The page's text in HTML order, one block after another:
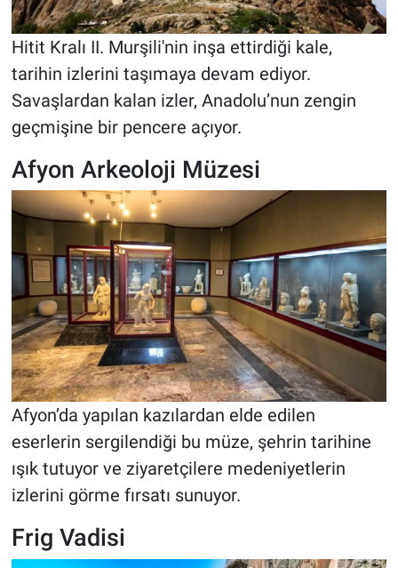
Hitit Kralı II. Murşili'nin inşa ettirdiği kale,
tarihin izlerini taşımaya devam ediyor.
Savaşlardan kalan izler, Anadolu’nun zengin
geçmişine bir pencere açıyor.
Afyon Arkeoloji Müzesi
Afyon’da yapılan kazılardan elde edilen
eserlerin sergilendiği bu müze, şehrin tarihine
ışık tutuyor ve ziyaretçilere medeniyetlerin
izlerini görme fırsatı sunuyor.
Frig Vadisi